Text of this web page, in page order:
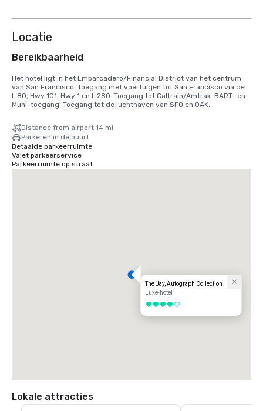
Locatie
Bereikbaarheid
Het hotel ligt in het Embarcadero/Financial District van het centrum
van San Francisco. Toegang met voertuigen tot San Francisco via de
I-80, Hwy 101, Hwy 1 en I-280. Toegang tot Caltrain/Amtrak. BART- en
Muni-toegang. Toegang tot de luchthaven van SFO en OAK.
Distance from airport 14 mi
Parkeren in de buurt
Betaalde parkeerruimte
Valet parkeerservice
Parkeerruimte op straat
The Jay, Autograph Collection
Luxe-hotel
4 van 5
Lokale attracties